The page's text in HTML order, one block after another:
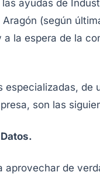
ayudas de
(según
la espera de la
especializadas, de
son las
aprovechar de